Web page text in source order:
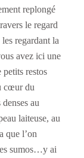
replongé
le regard
regardant la
avez ici une
restos
cœur du
au
laiteuse, au
que l’on
sumos…y ai